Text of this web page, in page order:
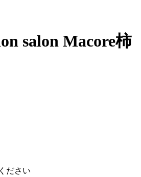
salon Macore柿
ださい